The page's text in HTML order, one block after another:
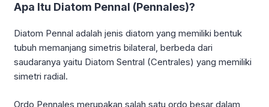
Apa Itu Diatom Pennal (Pennales)?
Diatom Pennal adalah jenis diatom yang memiliki bentuk
tubuh memanjang simetris bilateral, berbeda dari
saudaranya yaitu Diatom Sentral (Centrales) yang memiliki
simetri radial.
Ordo Pennales merupakan salah satu ordo besar dalam